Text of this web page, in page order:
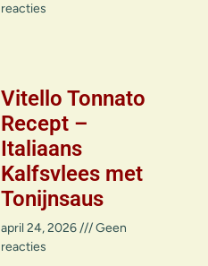
reacties
Vitello Tonnato
Recept –
Italiaans
Kalfsvlees met
Tonijnsaus
april 24, 2026
Geen
reacties